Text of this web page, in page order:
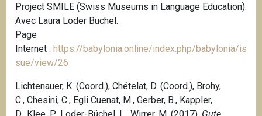
Project SMILE (Swiss Museums in Language Education).
Avec Laura Loder Büchel.
Page
Internet : https://babylonia.online/index.php/babylonia/is
sue/view/26
Lichtenauer, K. (Coord.), Chételat, D. (Coord.), Brohy,
C., Chesini, C., Egli Cuenat, M., Gerber, B., Kappler,